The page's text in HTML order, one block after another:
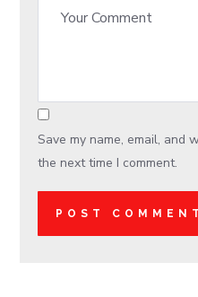
Save my name, email, and
the next time I comment.